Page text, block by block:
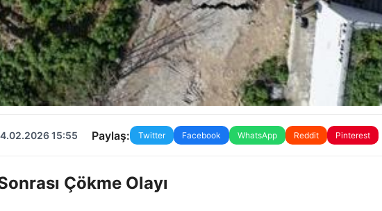
15:55 Paylaş: Twitter Facebook WhatsApp Reddit Pinterest
Çökme Olayı